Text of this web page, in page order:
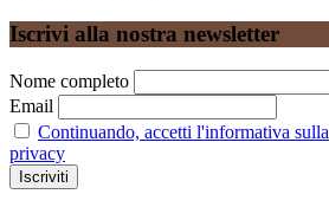
Iscrivi alla nostra newsletter
Nome completo
Email
Continuando, accetti l'informativa sulla
privacy